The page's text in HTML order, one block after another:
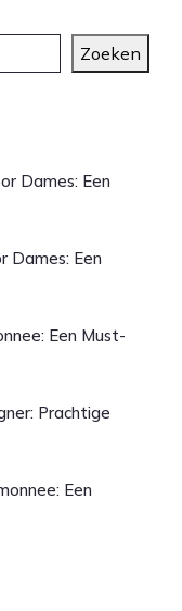
Zoeken
Dames: Een
Dames: Een
Een Must-
Prachtige
Een